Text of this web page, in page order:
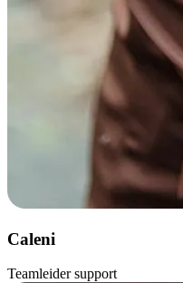
Caleni
Teamleider support